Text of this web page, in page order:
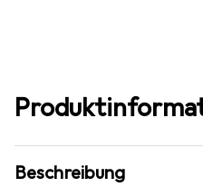
Beschreibung